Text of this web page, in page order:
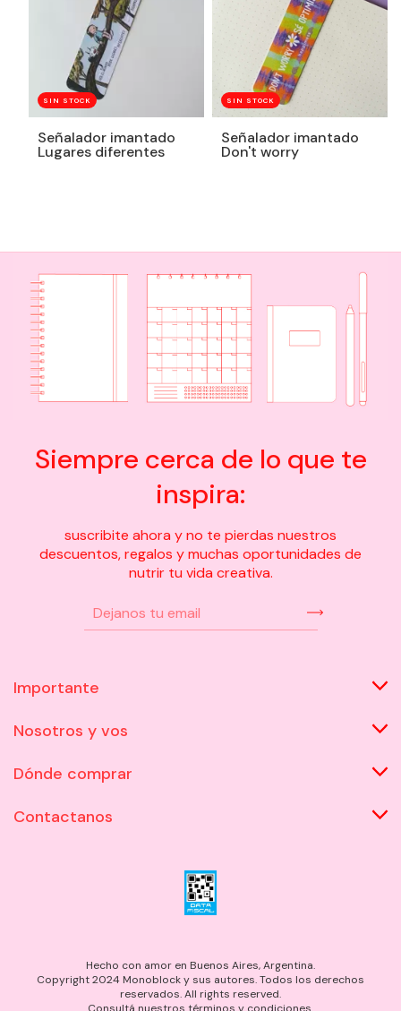
SIN STOCK
Señalador imantado
Lugares diferentes
SIN STOCK
Señalador imantado
Don't worry
Siempre cerca de lo que te
inspira:
suscribite ahora y no te pierdas nuestros
descuentos, regalos y muchas oportunidades de
nutrir tu vida creativa.
Importante
Nosotros y vos
Dónde comprar
Contactanos
Hecho con amor en Buenos Aires, Argentina.
Copyright 2024 Monoblock y sus autores. Todos los derechos
reservados. All rights reserved.
Consultá nuestros términos y condiciones.